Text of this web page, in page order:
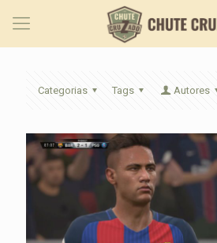
Categorias Tags Autores